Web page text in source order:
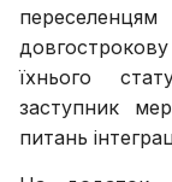
їхнього
заступник
питань